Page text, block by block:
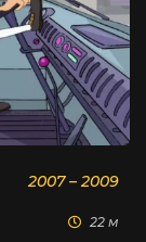
2007 – 2009
22 м